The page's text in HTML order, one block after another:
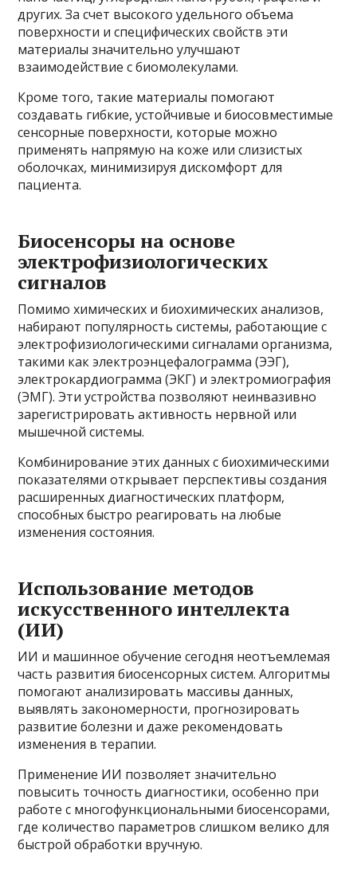
других. За счет высокого удельного объема
поверхности и специфических свойств эти
материалы значительно улучшают
взаимодействие с биомолекулами.
Кроме того, такие материалы помогают
создавать гибкие, устойчивые и биосовместимые
сенсорные поверхности, которые можно
применять напрямую на коже или слизистых
оболочках, минимизируя дискомфорт для
пациента.
Биосенсоры на основе
электрофизиологических
сигналов
Помимо химических и биохимических анализов,
набирают популярность системы, работающие с
электрофизиологическими сигналами организма,
такими как электроэнцефалограмма (ЭЭГ),
электрокардиограмма (ЭКГ) и электро­ми­о­гра­фия
(ЭМГ). Эти устройства позволяют неинвазивно
зарегистрировать активность нервной или
мышечной системы.
Комбинирование этих данных с биохимическими
показателями открывает перспективы создания
расширенных диагностических платформ,
способных быстро реагировать на любые
изменения состояния.
Использование методов
искусственного интеллекта
(ИИ)
ИИ и машинное обучение сегодня неотъемлемая
часть развития биосенсорных систем. Алгоритмы
помогают анализировать массивы данных,
выявлять закономерности, прогнозировать
развитие болезни и даже рекомендовать
изменения в терапии.
Применение ИИ позволяет значительно
повысить точность диагностики, особенно при
работе с многофункциональными биосенсорами,
где количество параметров слишком велико для
быстрой обработки вручную.